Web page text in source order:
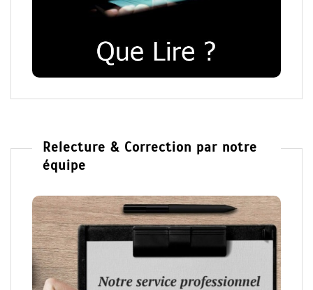
Relecture & Correction par notre
équipe